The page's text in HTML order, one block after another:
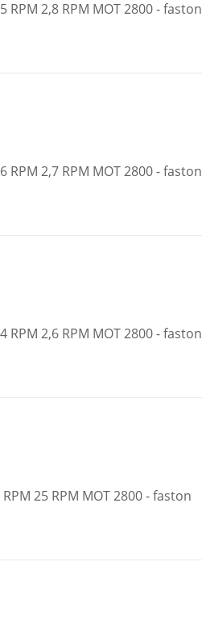
RPM 2,8 RPM MOT 2800 - faston
RPM 2,7 RPM MOT 2800 - faston
RPM 2,6 RPM MOT 2800 - faston
25 RPM MOT 2800 - faston